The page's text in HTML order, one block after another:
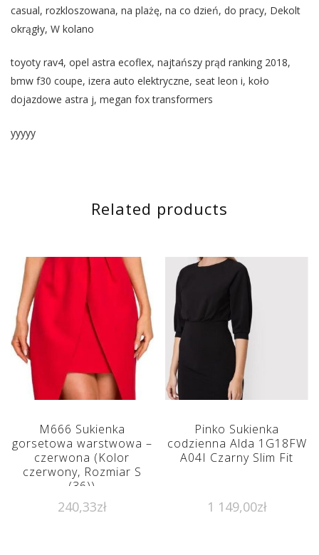
casual, rozkloszowana, na plażę, na co dzień, do pracy, Dekolt
okrągły, W kolano
toyoty rav4, opel astra ecoflex, najtańszy prąd ranking 2018,
bmw f30 coupe, izera auto elektryczne, seat leon i, koło
dojazdowe astra j, megan fox transformers
yyyyy
Related products
M666 Sukienka
gorsetowa warstwowa –
czerwona (Kolor
czerwony, Rozmiar S
(36))
240,33zł
Pinko Sukienka
codzienna Alda 1G18FW
A04I Czarny Slim Fit
1 149,00zł